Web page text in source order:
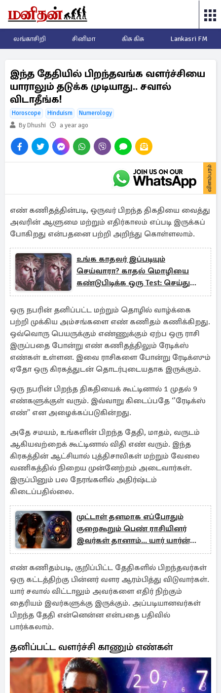
லங்காசிறி சினிமா கிசு கிசு Lankasri FM
இந்த தேதியில் பிறந்தவங்க வளர்ச்சியை
யாராலும் தடுக்க முடியாது.. சவால்
விடாதீங்க!
Horoscope Hinduism
Numerology
By Dhushi
a year ago
விளம்பரம்
எண் கணிதத்தின்படி, ஒருவர் பிறந்த திகதியை வைத்து
அவரின் ஆளுமை மற்றும் எதிர்காலம் எப்படி இருக்கப்
போகிறது என்பதனை பற்றி அறிந்து கொள்ளலாம்.
உங்க காதலர் இப்படியும்
செய்வாரா? காதல் மொழியை
கண்டுபிடிக்க ஒரு Test: செய்து
பாருங்க
ஒரு நபரின் தனிப்பட்ட மற்றும் தொழில் வாழ்க்கை
பற்றி முக்கிய அம்சங்களை எண் கணிதம் கணிக்கிறது.
ஒவ்வொரு பெயருக்கும் எண்ணுக்கும் ஏற்ப ஒரு ராசி
இருப்பதை போன்று எண் கணிதத்திலும் ரேடிக்ஸ்
எண்கள் உள்ளன. இவை ராசிகளை போன்று ரேடிக்ஸும்
ஏதோ ஒரு கிரகத்துடன் தொடர்புடையதாக இருக்கும்.
ஒரு நபரின் பிறந்த திகதியைக் கூட்டினால் 1 முதல் 9
எண்களுக்குள் வரும். இவ்வாறு கிடைப்பதே ‘’ரேடிக்ஸ்
எண்'' என அழைக்கப்படுகின்றது.
அதே சமயம், உங்களின் பிறந்த தேதி, மாதம், வருடம்
ஆகியவற்றைக் கூட்டினால் விதி எண் வரும். இந்த
கிரகத்தின் ஆட்சியால் புத்திசாலிகள் மற்றும் வேலை
வணிகத்தில் நிறைய முன்னேற்றம் அடைவார்கள்.
இருப்பினும் பல நேரங்களில் அதிர்ஷ்டம்
கிடைப்பதில்லை.
முட்டாள் தனமாக எப்போதும்
குறைகூறும் பெண் ராசியினர்
இவர்கள் தானாம்... யார் யார்ன்னு
தெரியுமா?
எண் கணிதம்படி, குறிப்பிட்ட தேதிகளில் பிறந்தவர்கள்
ஒரு கட்டத்திற்கு பின்னர் வளர ஆரம்பித்து விடுவார்கள்.
யார் சவால் விட்டாலும் அவர்களை எதிர் நிற்கும்
தைரியம் இவர்களுக்கு இருக்கும். அப்படியானவர்கள்
பிறந்த தேதி என்னென்ன என்பதை பதிவில்
பார்க்கலாம்.
தனிப்பட்ட வளர்ச்சி காணும் எண்கள்